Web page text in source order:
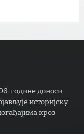
године доноси
историјску
кроз